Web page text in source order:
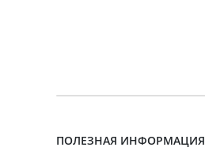
ПОЛЕЗНАЯ ИНФОРМАЦИЯ